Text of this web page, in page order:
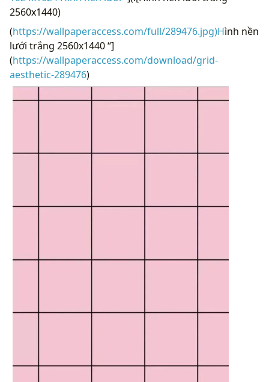
2560x1440)
(https://wallpaperaccess.com/full/289476.jpg)Hình nền
lưới trắng 2560x1440 “]
(https://wallpaperaccess.com/download/grid-
aesthetic-289476)